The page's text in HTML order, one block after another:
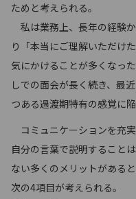
ためと考えられる。
私は業務上、長年の経験
り「本当にご理解いただけ
気にかけることが多くなっ
しでの面会が長く続き、最
つある過渡期特有の感覚に
コミュニケーションを充
自分の言葉で説明すること
ない多くのメリットがある
次の4項目が考えられる。